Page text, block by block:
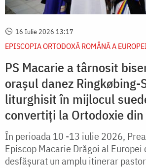
16 Iulie 2026 13:17
EPISCOPIA ORTODOXĂ ROMÂNĂ A
PS Macarie a târnosit
orașul danez Ringkøbing-
liturghisit în mijlocul
convertiți la Ortodoxie din
În perioada 10 -13 iulie 2026,
Episcop Macarie Drăgoi al Europei
desfășurat un amplu itinerar